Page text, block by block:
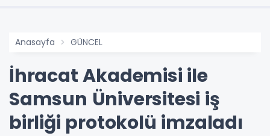
Anasayfa GÜNCEL
İhracat Akademisi ile
Samsun Üniversitesi iş
birliği protokolü imzaladı